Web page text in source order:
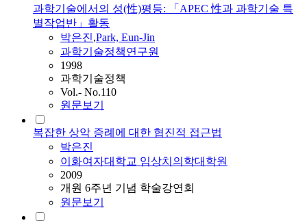
과학기술에서의 성(性)평등: 「APEC 性과 과학기술 특
별작업반」활동
박은진,Park, Eun-Jin
과학기술정책연구원
1998
과학기술정책
Vol.- No.110
원문보기
복잡한 상악 증례에 대한 협진적 접근법
박은진
이화여자대학교 임상치의학대학원
2009
개원 6주년 기념 학술강연회
원문보기